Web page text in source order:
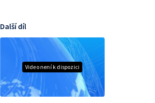
Video není k dispozici
Další díl